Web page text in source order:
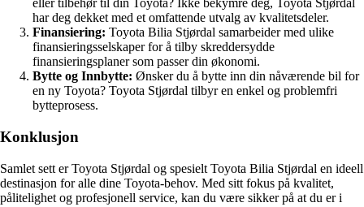
eller tilbehør til din Toyota? Ikke bekymre deg, Toyota Stjørdal
har deg dekket med et omfattende utvalg av kvalitetsdeler.
Finansiering: Toyota Bilia Stjørdal samarbeider med ulike
finansieringsselskaper for å tilby skreddersydde
finansieringsplaner som passer din økonomi.
Bytte og Innbytte: Ønsker du å bytte inn din nåværende bil for
en ny Toyota? Toyota Stjørdal tilbyr en enkel og problemfri
bytteprosess.
Konklusjon
Samlet sett er Toyota Stjørdal og spesielt Toyota Bilia Stjørdal en ideell
destinasjon for alle dine Toyota-behov. Med sitt fokus på kvalitet,
pålitelighet og profesjonell service, kan du være sikker på at du er i